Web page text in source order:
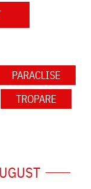
PARACLISE
TROPARE